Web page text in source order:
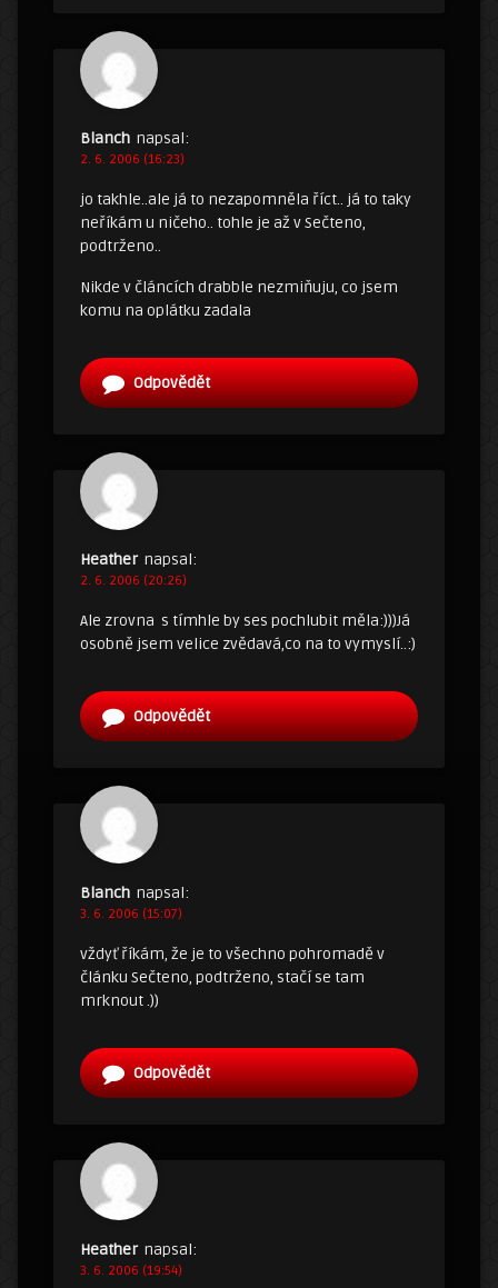
Blanch napsal:
2. 6. 2006 (16:23)
jo takhle..ale já to nezapomněla říct.. já to taky
neříkám u ničeho.. tohle je až v Sečteno,
podtrženo..
Nikde v článcích drabble nezmiňuju, co jsem
komu na oplátku zadala
Odpovědět
Heather napsal:
2. 6. 2006 (20:26)
Ale zrovna s tímhle by ses pochlubit měla:)))Já
osobně jsem velice zvědavá,co na to vymyslí..:)
Odpovědět
Blanch napsal:
3. 6. 2006 (15:07)
vždyť říkám, že je to všechno pohromadě v
článku Sečteno, podtrženo, stačí se tam
mrknout .))
Odpovědět
Heather napsal:
3. 6. 2006 (19:54)